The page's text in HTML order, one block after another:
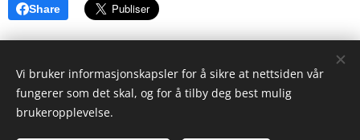
Share
Vi bruker informasjonskapsler for å sikre at nettsiden vår
fungerer som det skal, og for å tilby deg best mulig
brukeropplevelse.